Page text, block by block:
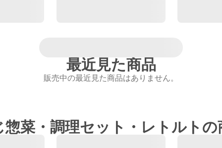
最近見た商品
販売中の最近見た商品はありません。
惣菜・調理セット・レトルトの